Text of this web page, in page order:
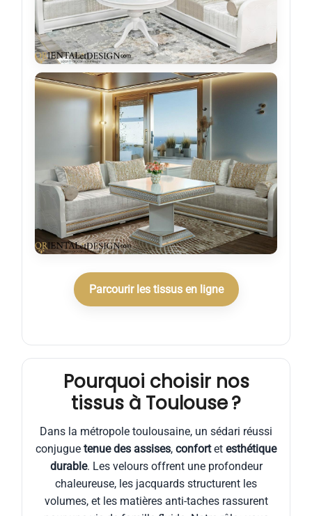
Parcourir les tissus en ligne
Pourquoi choisir nos
tissus à Toulouse ?
Dans la métropole toulousaine, un sédari réussi
conjugue tenue des assises, confortet esthétique
durable. Les velours offrent une profondeur
chaleureuse, les jacquards structurent les
volumes, et les matières anti-taches rassurent